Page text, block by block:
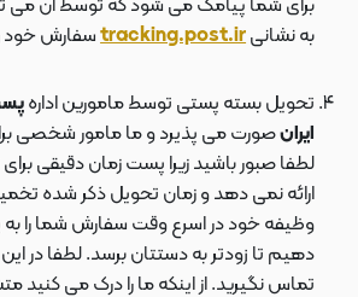
برای شما پیامک می شود که توسط آن می
به نشانیtracking.post.irسفارش خود
تحویل بسته پستی توسط مامورین اداره
ایرانصورت می پذیرد و ما مامور شخصی
لطفا صبور باشید زیرا پست زمان دقیقی
ارائه نمی دهد و زمان تحویل ذکر شده
وظیفه خود در اسرع وقت سفارش شما را
دهیم تا زودتر به دستتان برسد. لطفا در این
تماس نگیرید. از اینکه ما را درک می کنید